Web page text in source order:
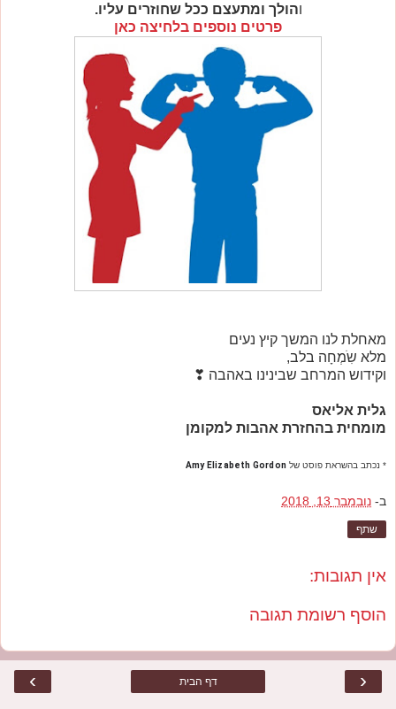
והולך ומתעצם ככל שחוזרים עליו.
פרטים נוספים בלחיצה כאן
מאחלת לנו המשך קיץ נעים
מלא שִֹמְחָה בלב,
וקידוש המרחב שבינינו באהבה ❣
גלית אליאס
מומחית בהחזרת אהבות למקומן
* נכתב בהשראת פוסט של Amy Elizabeth Gordon
ב- נובמבר 13, 2018
שתף
אין תגובות:
הוסף רשומת תגובה
‹
› דף הבית